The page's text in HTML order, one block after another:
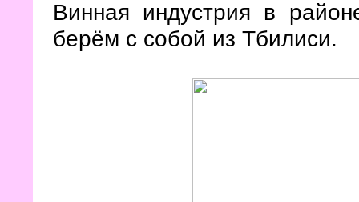
Винная индустрия в
берём с собой из Тбилиси.